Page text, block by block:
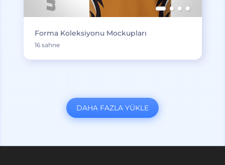
Forma Koleksiyonu Mockupları
16 sahne
DAHA FAZLA YÜKLE